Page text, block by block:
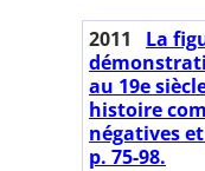
2011
La
au 19e
histoire
négatives
p. 75-98.